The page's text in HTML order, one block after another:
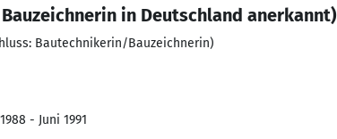
in Deutschland anerkannt)
Bautechnikerin/Bauzeichnerin)
- Juni 1991